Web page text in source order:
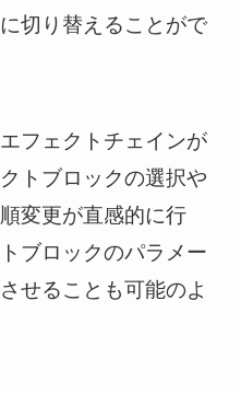
切り替えることがで
フェクトチェインが
トブロックの選択や
変更が直感的に行
ブロックのパラメー
せることも可能のよ